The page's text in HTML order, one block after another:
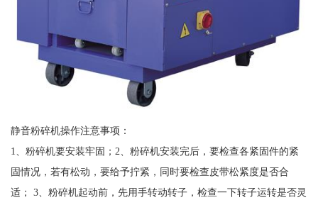
静音粉碎机操作注意事项：
1、粉碎机要安装牢固；2、粉碎机安装完后，要检查各紧固件的紧
固情况，若有松动，要给予拧紧，同时要检查皮带松紧度是否合
适； 3、粉碎机起动前，先用手转动转子，检查一下转子运转是否灵